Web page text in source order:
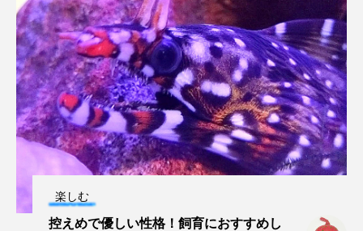
ヤマトヌマエビ ヤマメ ヤミヨキセワタ
ユウゼン ユウレイクラゲ ユカタハタ
ユメタチモドキ ヨウラククラゲ ヨコエビ
ヨツメウオ ラブカ ラムサール条約
リュウセイクラゲ
楽しむ
控えめで優しい性格！飼育におすすめし